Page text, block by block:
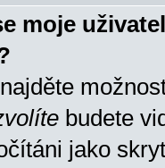
moje
budete
jako